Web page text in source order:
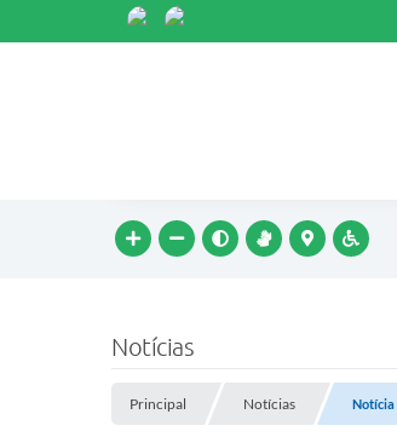
Notícias
Principal Notícias Notícia